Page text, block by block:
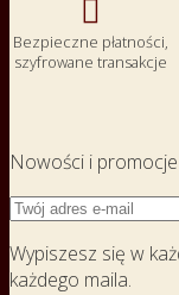
Bezpieczne płatności,
szyfrowane transakcje
Nowości i
Wypiszesz się w
każdego maila.